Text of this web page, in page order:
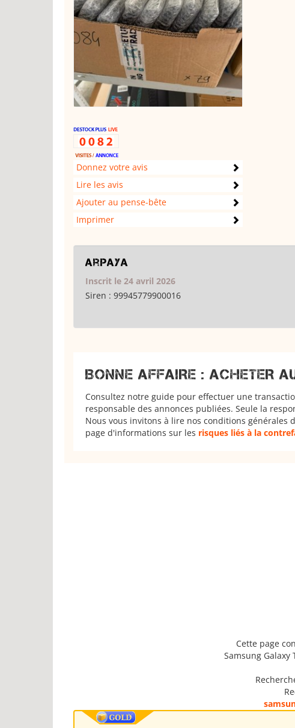
Donnez votre avis
Lire les avis
Ajouter au pense-bête
Imprimer
Arpaya
Inscrit le 24 avril 2026
Siren : 99945779900016
BONNE AFFAIRE : ACHETER
Consultez notre guide pour effectuer une
responsable des annonces publiées. Seule la
Nous vous invitons à lire nos conditions générales
page d'informations sur les risques liés à la
Cette page
Samsung Galaxy